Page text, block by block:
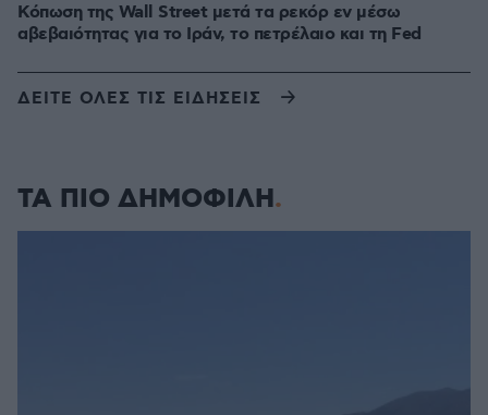
Κόπωση της Wall Street μετά τα ρεκόρ εν μέσω
αβεβαιότητας για το Ιράν, το πετρέλαιο και τη Fed
ΔΕΙΤΕ ΟΛΕΣ ΤΙΣ ΕΙΔΗΣΕΙΣ
ΤΑ ΠΙΟ ΔΗΜΟΦΙΛΗ